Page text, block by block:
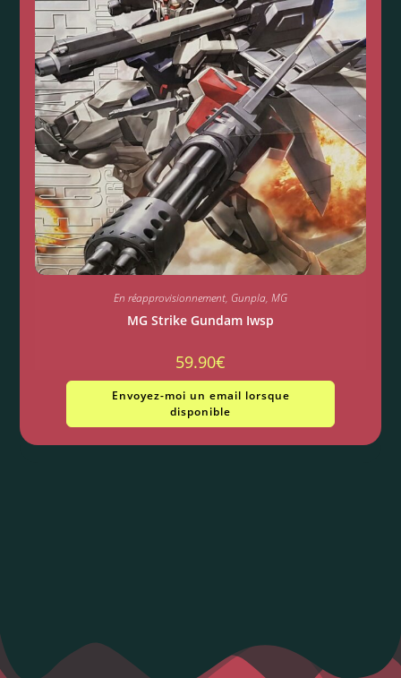
En réapprovisionnement, Gunpla, MG
MG Strike Gundam Iwsp
59.90€
Envoyez-moi un email lorsque
disponible